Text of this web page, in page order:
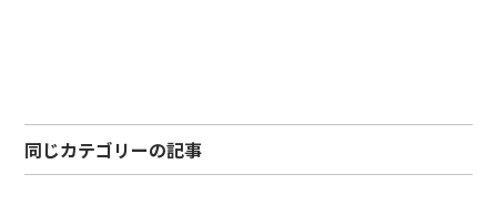
同じカテゴリーの記事